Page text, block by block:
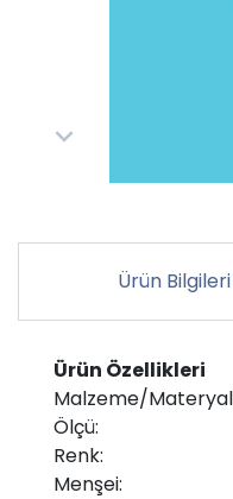
Ürün Bilgileri
Ürün Özellikleri
Malzeme/
Ölçü:
Renk:
Menşei: